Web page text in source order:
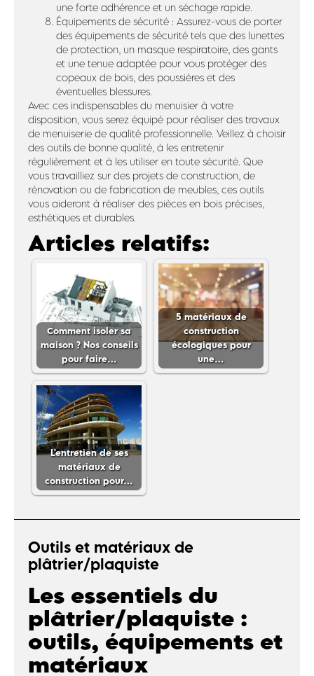
une forte adhérence et un séchage rapide.
Équipements de sécurité : Assurez-vous de porter
des équipements de sécurité tels que des lunettes
de protection, un masque respiratoire, des gants
et une tenue adaptée pour vous protéger des
copeaux de bois, des poussières et des
éventuelles blessures.
Avec ces indispensables du menuisier à votre
disposition, vous serez équipé pour réaliser des travaux
de menuiserie de qualité professionnelle. Veillez à choisir
des outils de bonne qualité, à les entretenir
régulièrement et à les utiliser en toute sécurité. Que
vous travailliez sur des projets de construction, de
rénovation ou de fabrication de meubles, ces outils
vous aideront à réaliser des pièces en bois précises,
esthétiques et durables.
Articles relatifs:
Comment isoler sa
maison ? Nos conseils
pour faire…
5 matériaux de
construction
écologiques pour
une…
L'entretien de ses
matériaux de
construction pour…
Outils et matériaux de
plâtrier/plaquiste
Les essentiels du
plâtrier/plaquiste :
outils, équipements et
matériaux